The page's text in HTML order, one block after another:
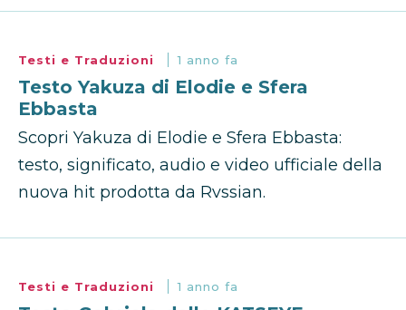
Testi e Traduzioni 1 anno fa
Testo Yakuza di Elodie e Sfera
Ebbasta
Scopri Yakuza di Elodie e Sfera Ebbasta:
testo, significato, audio e video ufficiale della
nuova hit prodotta da Rvssian.
Testi e Traduzioni 1 anno fa